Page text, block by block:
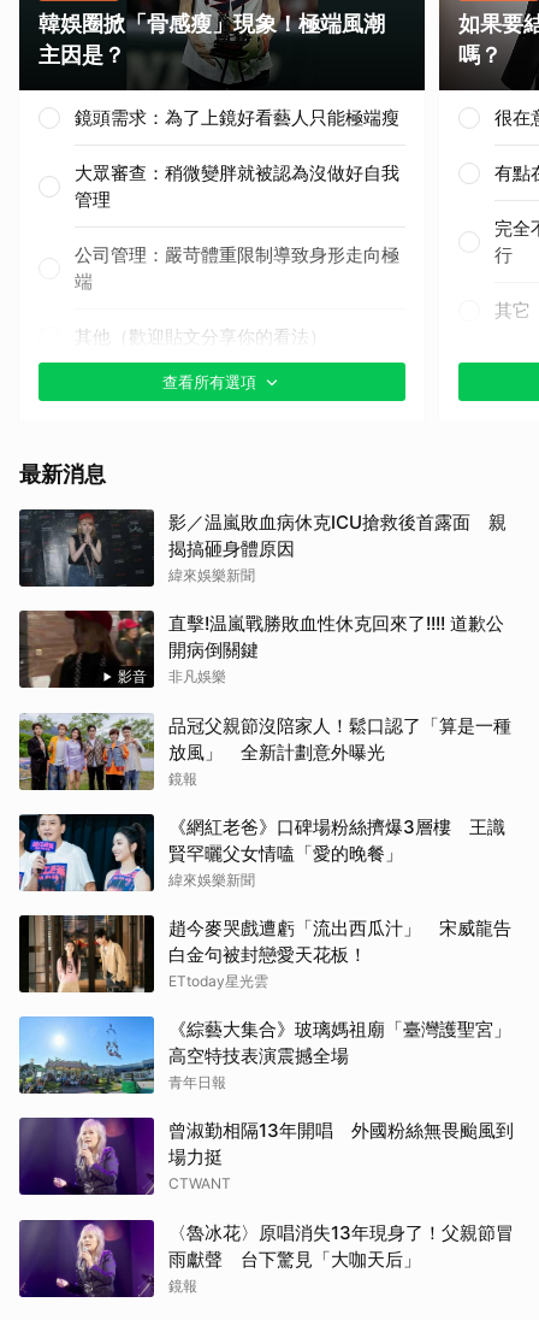
韓娛圈掀「骨感瘦」現象！極端風潮
主因是？
鏡頭需求：為了上鏡好看藝人只能極端瘦
大眾審查：稍微變胖就被認為沒做好自我
管理
公司管理：嚴苛體重限制導致身形走向極
端
其他（歡迎貼文分享你的看法）
查看所有選項
如果要
嗎？
很在
有點
完全
行
其它
最新消息
影／温嵐敗血病休克ICU搶救後首露面 親
揭搞砸身體原因
緯來娛樂新聞
影音
直擊!温嵐戰勝敗血性休克回來了!!!! 道歉公
開病倒關鍵
非凡娛樂
品冠父親節沒陪家人！鬆口認了「算是一種
放風」 全新計劃意外曝光
鏡報
《網紅老爸》口碑場粉絲擠爆3層樓 王識
賢罕曬父女情嗑「愛的晚餐」
緯來娛樂新聞
趙今麥哭戲遭虧「流出西瓜汁」 宋威龍告
白金句被封戀愛天花板！
ETtoday星光雲
《綜藝大集合》玻璃媽祖廟「臺灣護聖宮」
高空特技表演震撼全場
青年日報
曾淑勤相隔13年開唱 外國粉絲無畏颱風到
場力挺
CTWANT
〈魯冰花〉原唱消失13年現身了！父親節冒
雨獻聲 台下驚見「大咖天后」
鏡報